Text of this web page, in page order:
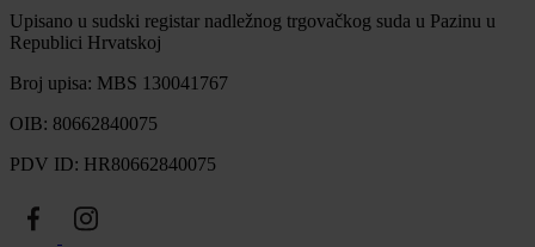
Upisano u sudski registar nadležnog trgovačkog suda u Pazinu u
Republici Hrvatskoj
Broj upisa: MBS 130041767
OIB: 80662840075
PDV ID: HR80662840075